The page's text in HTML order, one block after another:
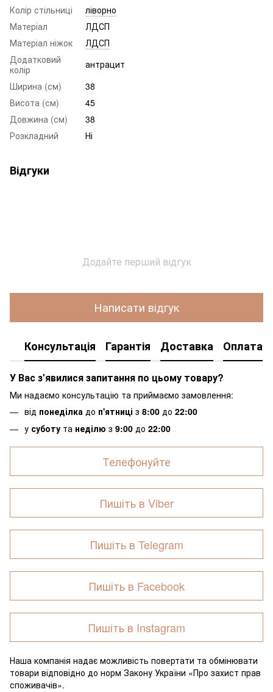
Колір стільниці
ліворно
Матеріал
ЛДСП
Матеріал ніжок
ЛДСП
Додатковий
колір
антрацит
Ширина (см)
38
Висота (см)
45
Довжина (см)
38
Розкладний
Ні
Відгуки
Додайте перший відгук
Написати відгук
Консультація Гарантія Доставка Оплата
У Вас з'явилися запитання по цьому товару?
Ми надаємо консультацію та приймаємо замовлення:
від понеділка до п'ятниці з 8:00 до 22:00
у суботу та неділю з 9:00 до 22:00
Телефонуйте
Пишіть в Viber
Пишіть в Telegram
Пишіть в Facebook
Пишіть в Instagram
Наша компанія надає можливість повертати та обмінювати
товари відповідно до норм Закону України «Про захист прав
споживачів».